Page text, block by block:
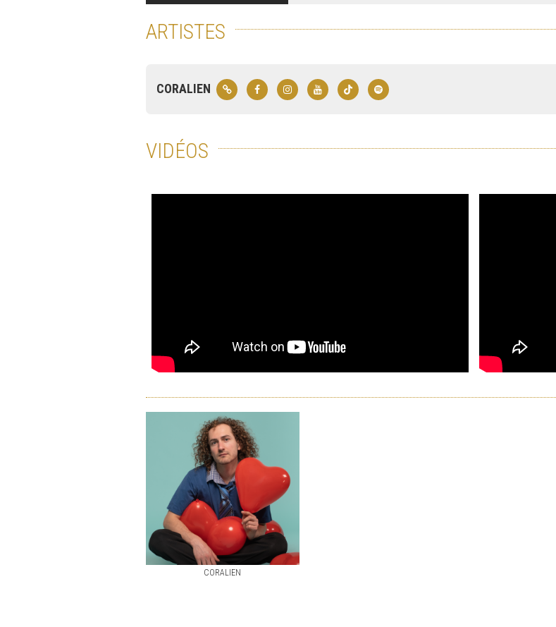
ARTISTES
CORALIEN
VIDÉOS
CORALIEN